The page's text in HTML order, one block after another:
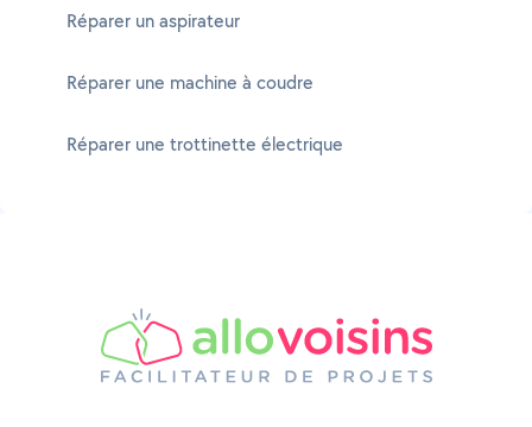
Réparer un aspirateur
Réparer une machine à coudre
Réparer une trottinette électrique